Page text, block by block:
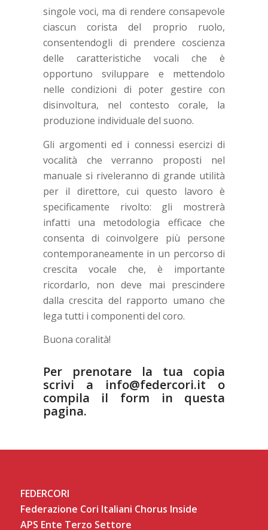
singole voci, ma di rendere consapevole
ciascun corista del proprio ruolo,
consentendogli di prendere coscienza
delle caratteristiche vocali che è
opportuno sviluppare e mettendolo
nelle condizioni di poter gestire con
disinvoltura, nel contesto corale, la
produzione individuale del suono.
Gli argomenti ed i connessi esercizi di
vocalità che verranno proposti nel
manuale si riveleranno di grande utilità
per il direttore, cui questo lavoro è
specificamente rivolto: gli mostrerà
infatti una metodologia efficace che
consenta di coinvolgere più persone
contemporaneamente in un percorso di
crescita vocale che, è importante
ricordarlo, non deve mai prescindere
dalla crescita del rapporto umano che
lega tutti i componenti del coro.
Buona coralità!
Per prenotare la tua copia
scrivi a info@federcori.it o
compila il form in questa
pagina.
FEDERCORI
Federazione Cori Italiani Chorus Inside
APS Ente Terzo Settore